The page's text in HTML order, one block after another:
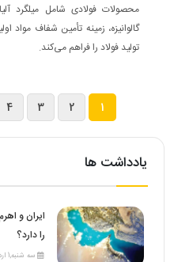
محصولات فولادی شامل میلگرد
گالوانیزه، زمینه تأمین شفاف مواد
تولید فولاد را فراهم می‌کند.
1
2
3
4
یادداشت ها
ایران و
را دارد؟
سه شنبه,1 اردیبهشت 1405 | 15:22